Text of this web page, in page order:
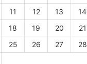
11 12 13 14
18 19 20 21
25 26 27 28